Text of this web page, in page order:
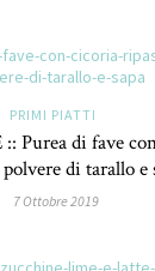
PRIMI PIATTI
Purea di fave
di tarallo e
7 Ottobre 2019